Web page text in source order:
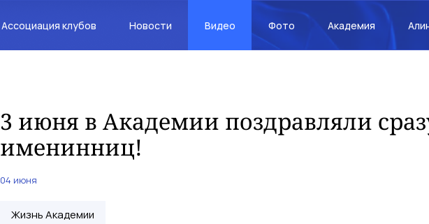
Ассоциация клубов Новости Видео Фото Академия
3 июня в Академии поздравляли
именинниц!
04 июня
Жизнь Академии